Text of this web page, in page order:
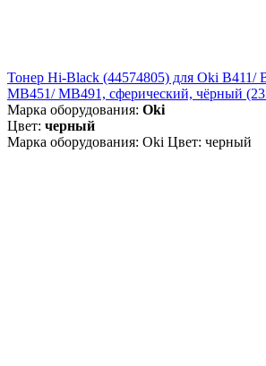
Тонер Hi-Black (44574805) для Oki B411/
MB451/ MB491, сферический, чёрный
Марка оборудования: Oki
Цвет: черный
Марка оборудования: Oki Цвет: черный